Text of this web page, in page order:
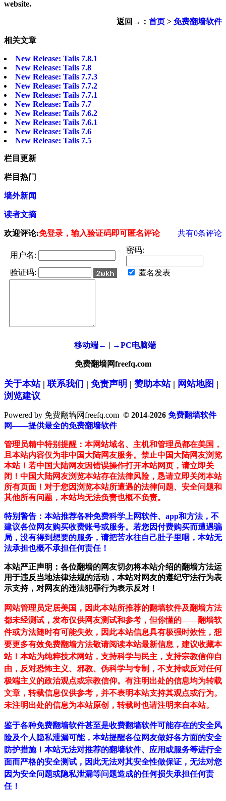
website.
返回→： 首页 > 免费翻墙软件
相关文章
New Release: Tails 7.8.1
New Release: Tails 7.8
New Release: Tails 7.7.3
New Release: Tails 7.7.2
New Release: Tails 7.7.1
New Release: Tails 7.7
New Release: Tails 7.6.2
New Release: Tails 7.6.1
New Release: Tails 7.6
New Release: Tails 7.5
栏目更新
栏目热门
墙外新闻
读者文摘
欢迎评论:免登录，输入验证码即可匿名评论 共有0条评论
用户名:
密码:
验证码: 匿名发表
移动端← | →PC电脑端
免费翻墙网freefq.com
关于本站| 联系我们 | 免责声明 | 赞助本站| 网站地图 |
浏览建议
Powered by 免费翻墙网freefq.com © 2014-2026 免费翻墙软件
网——提供最全的免费翻墙软件
管理员精中特别提醒：本网站域名、主机和管理员都在美国，
且本站内容仅为非中国大陆网友服务。禁止中国大陆网友浏览
本站！若中国大陆网友因错误操作打开本站网页，请立即关
闭！中国大陆网友浏览本站存在法律风险，恳请立即关闭本站
所有页面！对于您因浏览本站所遭遇的法律问题、安全问题和
其他所有问题，本站均无法负责也概不负责。
特别警告：本站推荐各种免费科学上网软件、app和方法，不
建议各位网友购买收费账号或服务。若您因付费购买而遭遇骗
局，没有得到想要的服务，请把苦水往自己肚子里咽，本站无
法承担也概不承担任何责任！
本站严正声明：各位翻墙的网友切勿将本站介绍的翻墙方法运
用于违反当地法律法规的活动，本站对网友的遵纪守法行为表
示支持，对网友的违法犯罪行为表示反对！
网站管理员定居美国，因此本站所推荐的翻墙软件及翻墙方法
都未经测试，发布仅供网友测试和参考，但你懂的——翻墙软
件或方法随时有可能失效，因此本站信息具有极强时效性，想
要更多有效免费翻墙方法敬请阅读本站最新信息，建议收藏本
站！ 本站为纯粹技术网站，支持科学与民主，支持宗教信仰自
由，反对恐怖主义、邪教、伪科学与专制，不支持或反对任何
极端主义的政治观点或宗教信仰。有注明出处的信息均为转载
文章，转载信息仅供参考，并不表明本站支持其观点或行为。
未注明出处的信息为本站原创，转载时也请注明来自本站。
鉴于各种免费翻墙软件甚至是收费翻墙软件可能存在的安全风
险及个人隐私泄漏可能，本站提醒各位网友做好各方面的安全
防护措施！本站无法对推荐的翻墙软件、应用或服务等进行全
面而严格的安全测试，因此无法对其安全性做保证，无法对您
因为安全问题或隐私泄漏等问题造成的任何损失承担任何责
任！